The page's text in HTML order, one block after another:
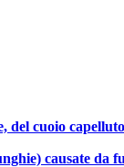
del cuoio
causate da